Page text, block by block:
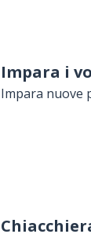
Impara i
Impara nuove